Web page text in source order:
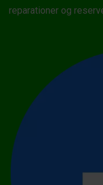
reparationer og